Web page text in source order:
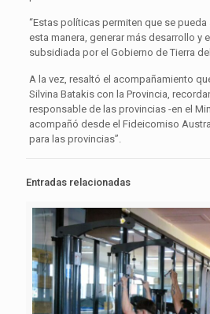
“Estas políticas permiten que se
esta manera, generar más desarrollo y
subsidiada por el Gobierno de Tierra
A la vez, resaltó el acompañamiento
Silvina Batakis con la Provincia,
responsable de las provincias -en el
acompañó desde el Fideicomiso
para las provincias”.
Entradas relacionadas